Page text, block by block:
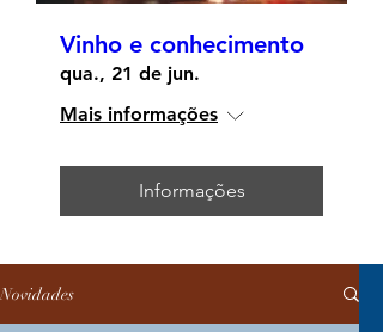
Vinho e conhecimento
qua., 21 de jun.
Mais informações
Informações
Novidades